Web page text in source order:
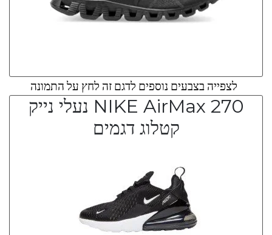
לצפייה בצבעים נוספים לדגם זה לחץ על התמונה
NIKE AirMax 270 נעלי נייק
קטלוג דגמים